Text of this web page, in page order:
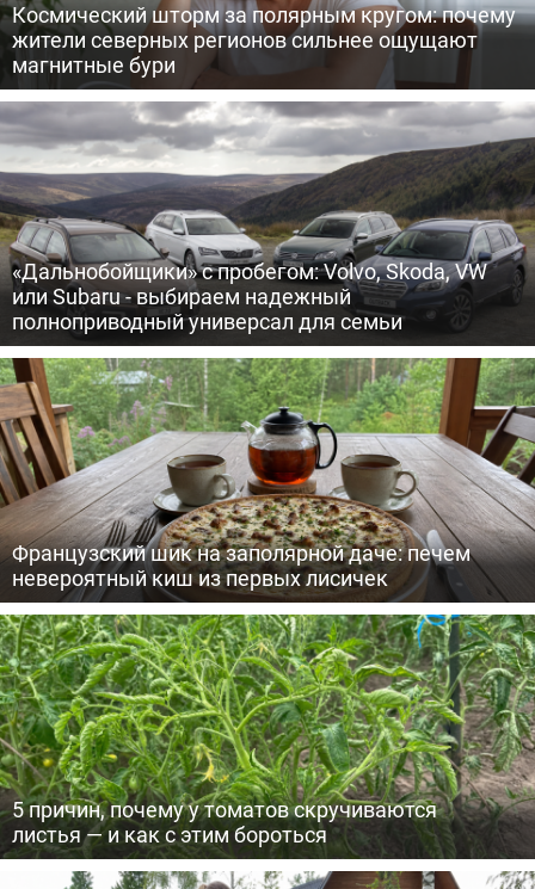
Космический шторм за полярным кругом: почему
жители северных регионов сильнее ощущают
магнитные бури
«Дальнобойщики» с пробегом: Volvo, Skoda, VW
или Subaru - выбираем надежный
полноприводный универсал для семьи
Французский шик на заполярной даче: печем
невероятный киш из первых лисичек
5 причин, почему у томатов скручиваются
листья — и как с этим бороться